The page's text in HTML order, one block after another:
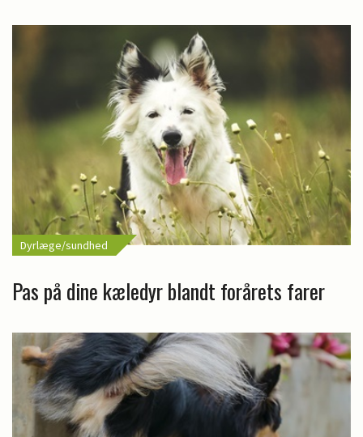
Dyrlæge/sundhed
Pas på dine kæledyr blandt forårets farer